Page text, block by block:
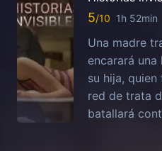
5 1h 52min
Una madre
encarará
su hija,
red de trata
batallará